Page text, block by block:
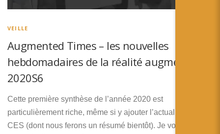
VEILLE
Augmented Times – les nouvelles
hebdomadaires de la réalité augmentée –
2020S6
Cette première synthèse de l’année 2020 est
particulièrement riche, même si y ajouter l’actualité vue au
CES (dont nous ferons un résumé bientôt). Je vous invite